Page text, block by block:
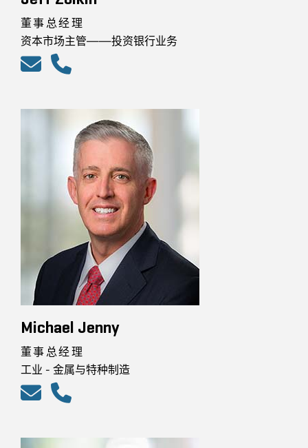
董事总经理
资本市场主管——投资银行业务
Michael Jenny
董事总经理
工业 - 金属与特种制造